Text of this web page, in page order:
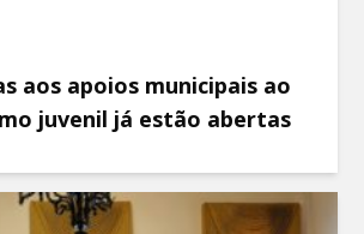
aos apoios municipais ao
juvenil já estão abertas